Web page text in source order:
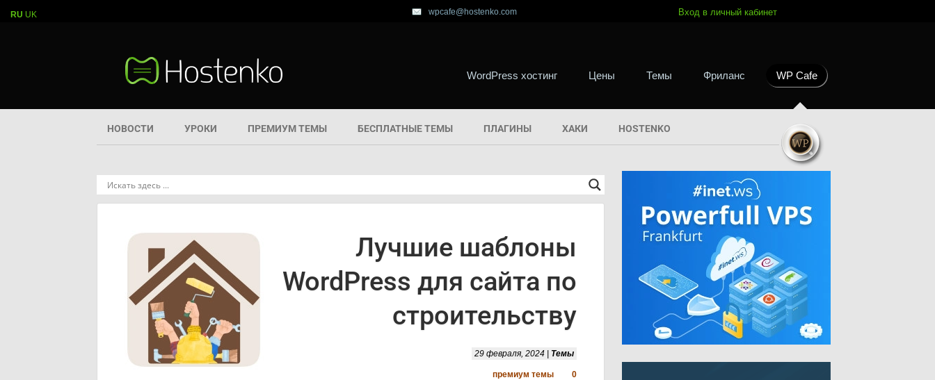
wpcafe@hostenko.com Вход в личный кабинет
WordPress хостинг Цены Темы Фриланс WP Cafe
НОВОСТИ УРОКИ ПРЕМИУМ ТЕМЫ БЕСПЛАТНЫЕ ТЕМЫ ПЛАГИНЫ ХАКИ HOSTENKO
Лучшие шаблоны
WordPress для сайта по
строительству
29 февраля, 2024 | Темы
премиум темы 0
RU UK